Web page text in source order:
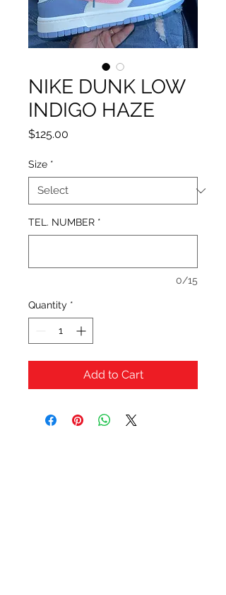
NIKE DUNK LOW
INDIGO HAZE
$125.00
Size *
TEL. NUMBER *
0/15
Quantity *
Add to Cart